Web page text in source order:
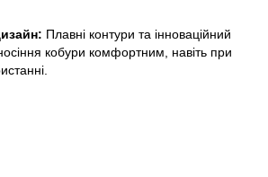
Плавні контури та інноваційний
кобури комфортним, навіть при